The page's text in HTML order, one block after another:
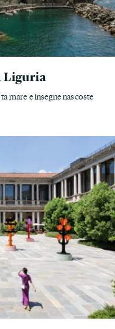
Liguria
mare e insegne nascoste